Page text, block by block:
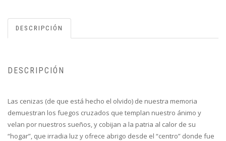
DESCRIPCIÓN
DESCRIPCIÓN
Las cenizas (de que está hecho el olvido) de nuestra memoria
demuestran los fuegos cruzados que templan nuestro ánimo y
velan por nuestros sueños, y cobijan a la patria al calor de su
“hogar”, que irradia luz y ofrece abrigo desde el “centro” donde fue